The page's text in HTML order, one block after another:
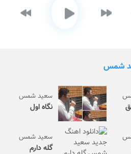
شمس
سعید شمس
نگاه اول
سعید شمس
گله دارم